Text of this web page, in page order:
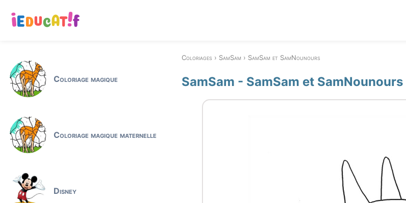
Coloriage magique
Coloriage magique maternelle
Disney
Coloriages SamSam SamSam et SamNounours
SamSam - SamSam et SamNounours